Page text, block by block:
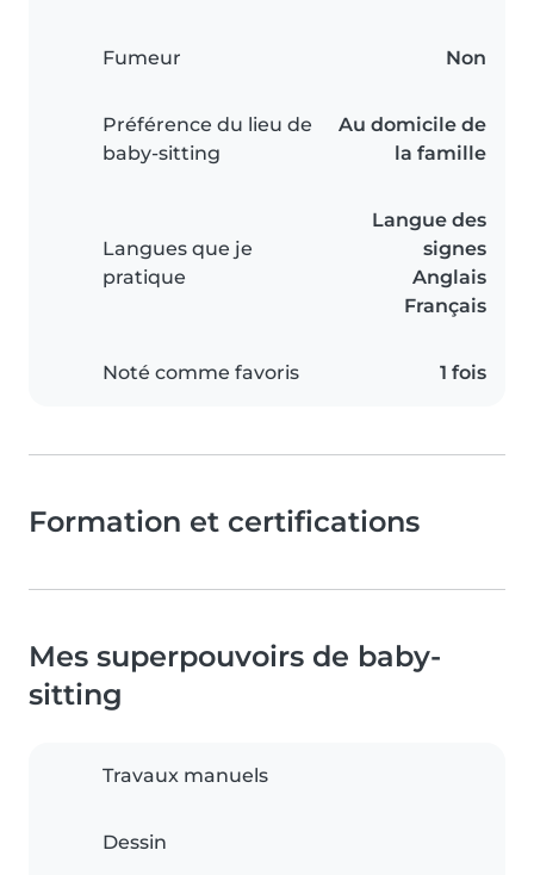
Fumeur Non
Préférence du lieu de
baby-sitting
Au domicile de
la famille
Langues que je
pratique
Langue des
signes
Anglais
Français
Noté comme favoris 1 fois
Formation et certifications
Mes superpouvoirs de baby-
sitting
Travaux manuels
Dessin